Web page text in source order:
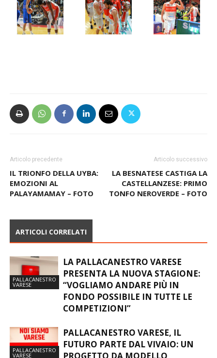
Articolo precedente
IL TRIONFO DELLA UYBA:
EMOZIONI AL
PALAYAMAMAY – FOTO
Articolo successivo
LA BESNATESE CASTIGA LA
CASTELLANZESE: PRIMO
TONFO NEROVERDE – FOTO
ARTICOLI CORRELATI
PALLACANESTRO
VARESE
LA PALLACANESTRO VARESE
PRESENTA LA NUOVA STAGIONE:
“VOGLIAMO ANDARE PIÙ IN
FONDO POSSIBILE IN TUTTE LE
COMPETIZIONI”
PALLACANESTRO
VARESE
PALLACANESTRO VARESE, IL
FUTURO PARTE DAL VIVAIO: UN
PROGETTO DA MODELLO